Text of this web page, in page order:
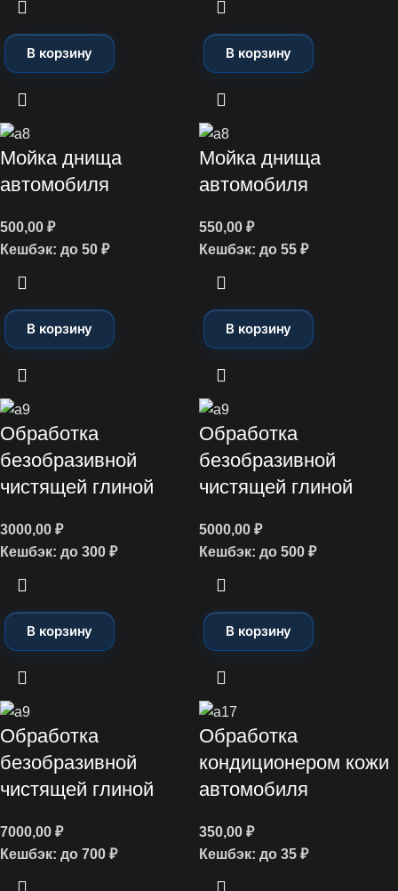
В корзину В корзину
Мойка днища
автомобиля
500,00 ₽
Кешбэк: до 50 ₽
В корзину
Мойка днища
автомобиля
550,00 ₽
Кешбэк: до 55 ₽
В корзину
Обработка
безобразивной
чистящей глиной
3000,00 ₽
Кешбэк: до 300 ₽
В корзину
Обработка
безобразивной
чистящей глиной
5000,00 ₽
Кешбэк: до 500 ₽
В корзину
Обработка
безобразивной
чистящей глиной
7000,00 ₽
Кешбэк: до 700 ₽
Обработка
кондиционером кожи
автомобиля
350,00 ₽
Кешбэк: до 35 ₽